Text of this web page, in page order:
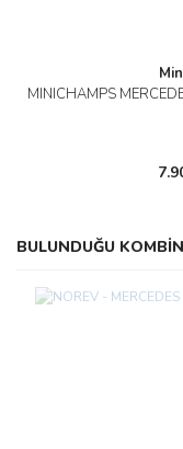
MINICHAMPS
BULUNDUĞU